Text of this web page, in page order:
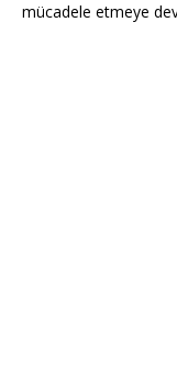
mücadele etmeye